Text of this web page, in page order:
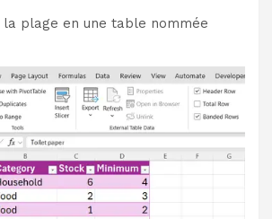
la plage en une table nommée